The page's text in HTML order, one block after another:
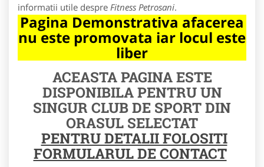
informatii utile despre Fitness Petrosani.
Pagina Demonstrativa afacerea
nu este promovata iar locul este
liber
ACEASTA PAGINA ESTE
DISPONIBILA PENTRU UN
SINGUR CLUB DE SPORT DIN
ORASUL SELECTAT
PENTRU DETALII FOLOSITI
FORMULARUL DE CONTACT